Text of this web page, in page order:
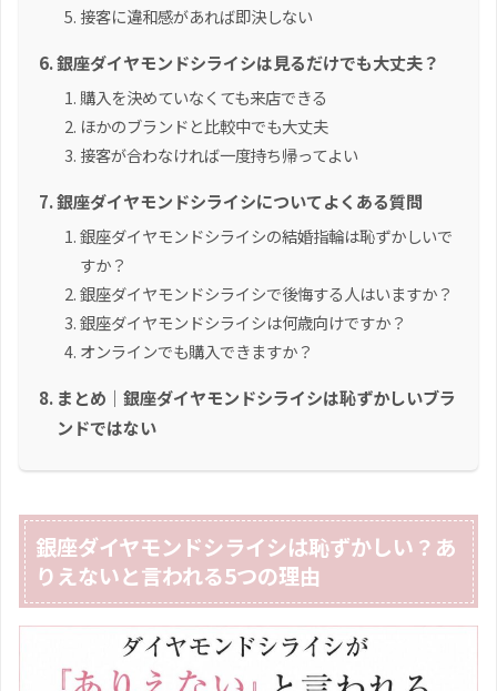
接客に違和感があれば即決しない
銀座ダイヤモンドシライシは見るだけでも大丈夫？
購入を決めていなくても来店できる
ほかのブランドと比較中でも大丈夫
接客が合わなければ一度持ち帰ってよい
銀座ダイヤモンドシライシについてよくある質問
銀座ダイヤモンドシライシの結婚指輪は恥ずかしいで
すか？
銀座ダイヤモンドシライシで後悔する人はいますか？
銀座ダイヤモンドシライシは何歳向けですか？
オンラインでも購入できますか？
まとめ｜銀座ダイヤモンドシライシは恥ずかしいブラ
ンドではない
銀座ダイヤモンドシライシは恥ずかしい？あ
りえないと言われる5つの理由